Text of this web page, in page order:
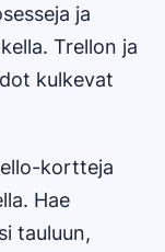
ja
Trellon ja
kulkevat
kortteja
Hae
tauluun,